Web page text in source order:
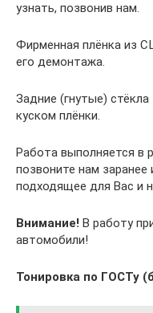
узнать, позвонив нам.
Фирменная плёнка из
его демонтажа.
Задние (гнутые)
куском плёнки.
Работа выполняется в
позвоните нам
подходящее для Вас и
Внимание! В работу
автомобили!
Тонировка по ГОСТу